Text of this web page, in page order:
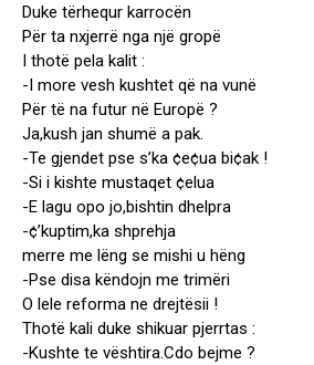
Duke tërhequr karrocën
Për ta nxjerrë nga një gropë
I thotë pela kalit :
-I more vesh kushtet që na vunë
Për të na futur në Europë ?
Ja,kush jan shumë a pak.
-Te gjendet pse s’ka ¢e¢ua bi¢ak !
-Si i kishte mustaqet ¢elua
-E lagu opo jo,bishtin dhelpra
-¢’kuptim,ka shprehja
merre me lëng se mishi u hëng
-Pse disa këndojn me trimëri
O lele reforma ne drejtësii !
Thotë kali duke shikuar pjerrtas :
-Kushte te vështira.Cdo bejme ?